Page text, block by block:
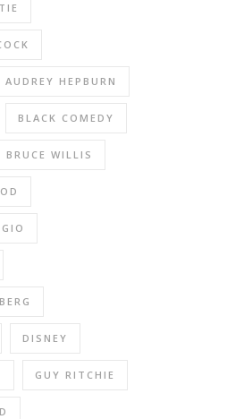
AUDREY HEPBURN
BLACK COMEDY
BRUCE WILLIS
DISNEY
GUY RITCHIE